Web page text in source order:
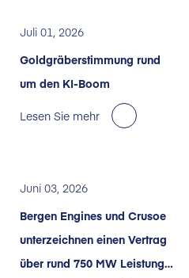
Juli 01, 2026
Goldgräberstimmung rund
um den KI-Boom
Lesen Sie mehr
Juni 03, 2026
Bergen Engines und Crusoe
unterzeichnen einen Vertrag
über rund 750 MW Leistung